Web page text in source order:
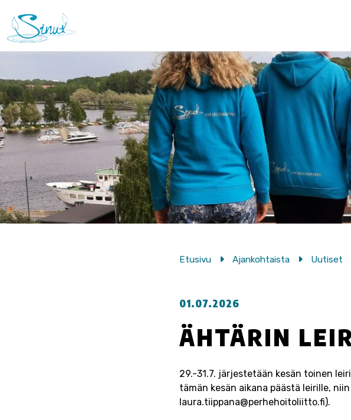
Etusivu Ajankohtaista Uutiset
01.07.2026
ÄHTÄRIN
29.-31.7. järjestetään kesän toinen
tämän kesän aikana päästä leirille,
laura.tiippana@perhehoitoliitto.fi).